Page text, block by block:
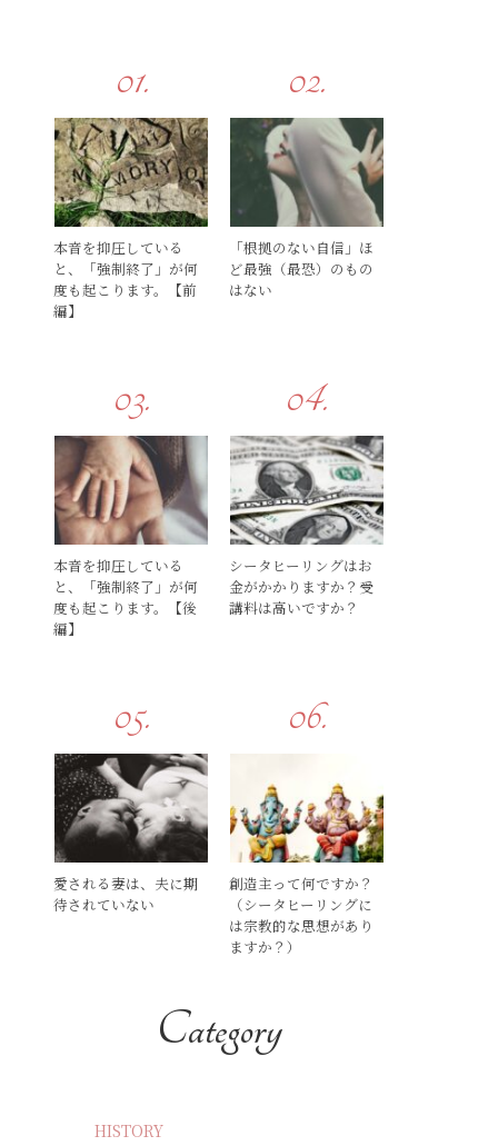
本音を抑圧している
と、「強制終了」が何
度も起こります。【前
編】
「根拠のない自信」ほ
ど最強（最恐）のもの
はない
本音を抑圧している
と、「強制終了」が何
度も起こります。【後
編】
シータヒーリングはお
金がかかりますか？受
講料は高いですか？
愛される妻は、夫に期
待されていない
創造主って何ですか？
（シータヒーリングに
は宗教的な思想があり
ますか？）
HISTORY